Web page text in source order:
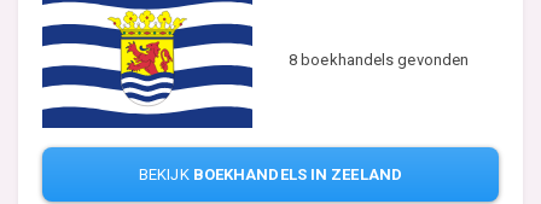
8 boekhandels gevonden
BEKIJK BOEKHANDELS IN ZEELAND